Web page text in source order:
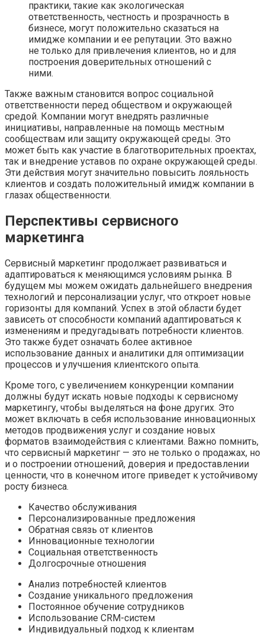
практики, такие как экологическая
ответственность, честность и прозрачность в
бизнесе, могут положительно сказаться на
имидже компании и ее репутации. Это важно
не только для привлечения клиентов, но и для
построения доверительных отношений с
ними.
Также важным становится вопрос социальной
ответственности перед обществом и окружающей
средой. Компании могут внедрять различные
инициативы, направленные на помощь местным
сообществам или защиту окружающей среды. Это
может быть как участие в благотворительных проектах,
так и внедрение уставов по охране окружающей среды.
Эти действия могут значительно повысить лояльность
клиентов и создать положительный имидж компании в
глазах общественности.
Перспективы сервисного
маркетинга
Сервисный маркетинг продолжает развиваться и
адаптироваться к меняющимся условиям рынка. В
будущем мы можем ожидать дальнейшего внедрения
технологий и персонализации услуг, что откроет новые
горизонты для компаний. Успех в этой области будет
зависеть от способности компаний адаптироваться к
изменениям и предугадывать потребности клиентов.
Это также будет означать более активное
использование данных и аналитики для оптимизации
процессов и улучшения клиентского опыта.
Кроме того, с увеличением конкуренции компании
должны будут искать новые подходы к сервисному
маркетингу, чтобы выделяться на фоне других. Это
может включать в себя использование инновационных
методов продвижения услуг и создание новых
форматов взаимодействия с клиентами. Важно помнить,
что сервисный маркетинг — это не только о продажах, но
и о построении отношений, доверия и предоставлении
ценности, что в конечном итоге приведет к устойчивому
росту бизнеса.
Качество обслуживания
Персонализированные предложения
Обратная связь от клиентов
Инновационные технологии
Социальная ответственность
Долгосрочные отношения
Анализ потребностей клиентов
Создание уникального предложения
Постоянное обучение сотрудников
Использование CRM-систем
Индивидуальный подход к клиентам